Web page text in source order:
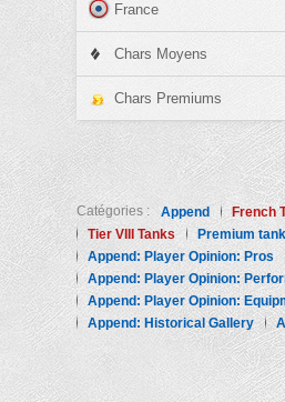
France
Chars Moyens
Chars Premiums
Catégories : Append
French
Tier VIII Tanks
Premium
Append: Player Opinion: Pros
Append: Player Opinion:
Append: Player Opinion:
Append: Historical Gallery